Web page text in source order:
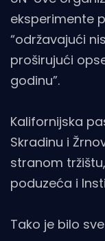
eksperimente
“održavajući
proširujući
godinu”.
Kalifornijska
Skradinu i
stranom
poduzeća i
Tako je bilo